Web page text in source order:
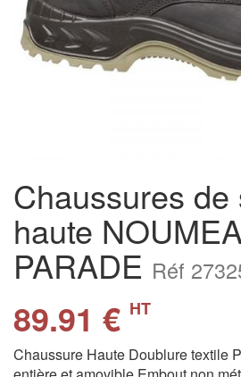
Chaussures de
haute
PARADE Réf
89.91 € HT
Chaussure Haute Doublure textile